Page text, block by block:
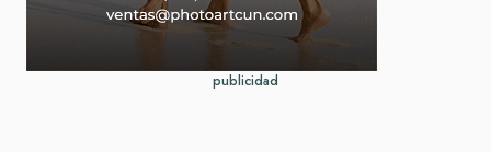
publicidad